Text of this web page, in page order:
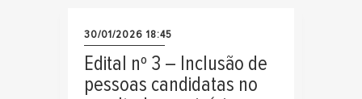
30/01/2026 18:45
Edital nº 3 – Inclusão de
pessoas candidatas no